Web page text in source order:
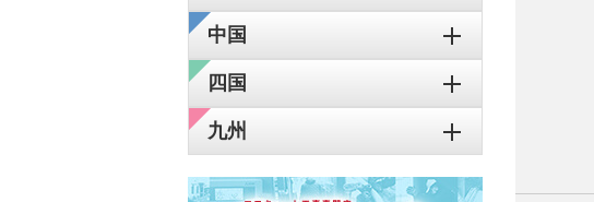
中国
四国
九州